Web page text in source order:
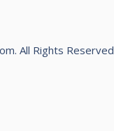
All Rights Reserved